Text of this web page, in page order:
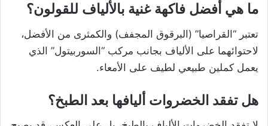
ما هي أفضل فاكهة غنية بالألياف للقولون؟
تعتبر “القراصيا” (البرقوق المجفف) والكمثرى من الأفضل،
لاحتوائهما على الألياف بجانب مركب “السوربيتول” الذي
يعمل كملين طبيعي لطيف على الأمعاء.
هل تفقد الخضروات أليافها بعد الطبخ؟